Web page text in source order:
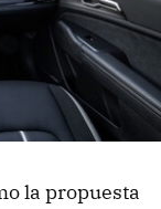
la propuesta